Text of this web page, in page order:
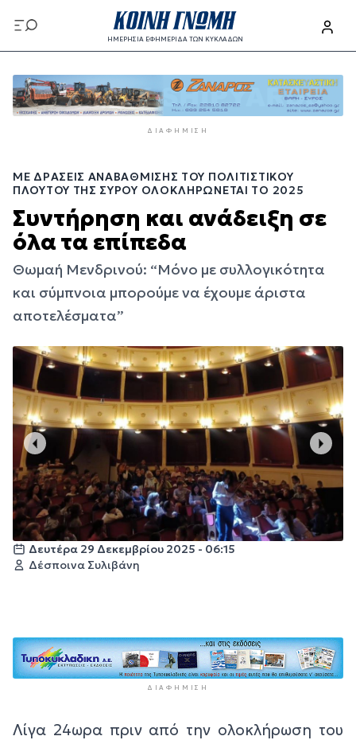
προς
το
περιεχόμενο
ΗΜΕΡΗΣΙΑ ΕΦΗΜΕΡΙΔΑ ΤΩΝ ΚΥΚΛΑΔΩΝ
προς
το
κυρίως
ΔΙΑΦΉΜΙΣΗ
ΜΕ ΔΡΆΣΕΙΣ ΑΝΑΒΆΘΜΙΣΗΣ ΤΟΥ ΠΟΛΙΤΙΣΤΙΚΟΎ
ΠΛΟΎΤΟΥ ΤΗΣ ΣΎΡΟΥ ΟΛΟΚΛΗΡΏΝΕΤΑΙ ΤΟ 2025
Συντήρηση και ανάδειξη σε
όλα τα επίπεδα
Θωμαή Μενδρινού: “Μόνο με συλλογικότητα
και σύμπνοια μπορούμε να έχουμε άριστα
αποτελέσματα”
Δευτέρα 29 Δεκεμβρίου 2025 - 06:15
Δέσποινα Συλιβάνη
ΔΙΑΦΉΜΙΣΗ
Λίγα 24ωρα πριν από την ολοκλήρωση του